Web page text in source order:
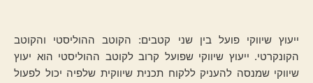
ייעוץ שיווקי פועל בין שני קטבים: הקוטב ההוליסטי והקוטב
הקונקרטי. ייעוץ שיווקי שפועל קרוב לקוטב ההוליסטי הוא יעוץ
שיווקי שמנסה להעניק ללקוח תכנית שיווקית שלפיה יכול לפעול